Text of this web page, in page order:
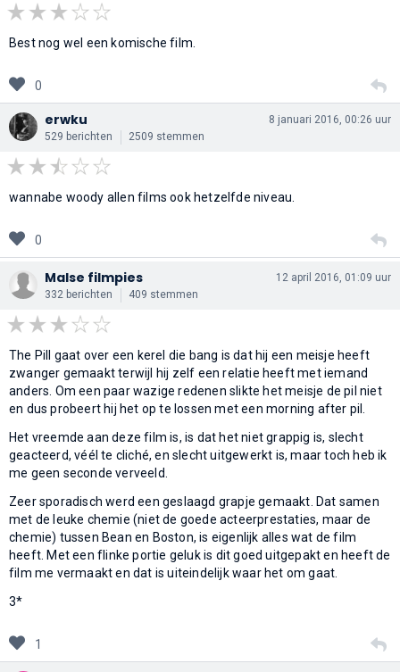
Best nog wel een komische film.
0
erwku
529 berichten 2509 stemmen
8 januari 2016, 00:26 uur
wannabe woody allen films ook hetzelfde niveau.
0
Malse filmpies
332 berichten 409 stemmen
12 april 2016, 01:09 uur
The Pill gaat over een kerel die bang is dat hij een meisje heeft
zwanger gemaakt terwijl hij zelf een relatie heeft met iemand
anders. Om een paar wazige redenen slikte het meisje de pil niet
en dus probeert hij het op te lossen met een morning after pil.
Het vreemde aan deze film is, is dat het niet grappig is, slecht
geacteerd, véél te cliché, en slecht uitgewerkt is, maar toch heb ik
me geen seconde verveeld.
Zeer sporadisch werd een geslaagd grapje gemaakt. Dat samen
met de leuke chemie (niet de goede acteerprestaties, maar de
chemie) tussen Bean en Boston, is eigenlijk alles wat de film
heeft. Met een flinke portie geluk is dit goed uitgepakt en heeft de
film me vermaakt en dat is uiteindelijk waar het om gaat.
3*
1